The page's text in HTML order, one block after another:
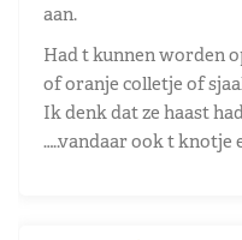
aan.
Had t kunnen worden
of oranje colletje of
Ik denk dat ze haast
…..vandaar ook t knotje